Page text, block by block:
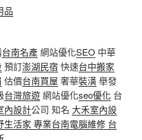
品
台南名產網站優化SEO 中華
預訂澎湖民宿 快速台中搬家
估價台南買屋 奢華裝潢舉發
台灣旅遊網站優化seo優化 台
內設計公司 知名 大禾室內設
生活家 專業台南電腦維修 台